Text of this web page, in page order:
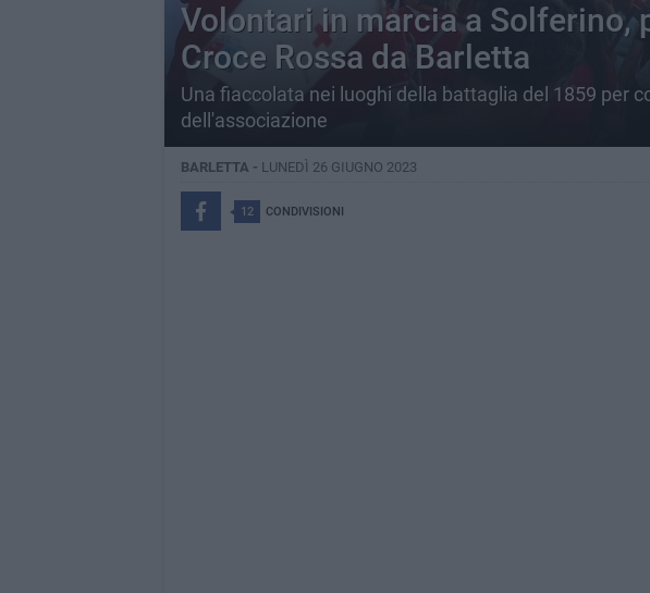
Volontari in marcia a Solferino,
Croce Rossa da Barletta
Una fiaccolata nei luoghi della battaglia del 1859 per
dell'associazione
BARLETTA - LUNEDÌ 26 GIUGNO 2023
12 CONDIVISIONI